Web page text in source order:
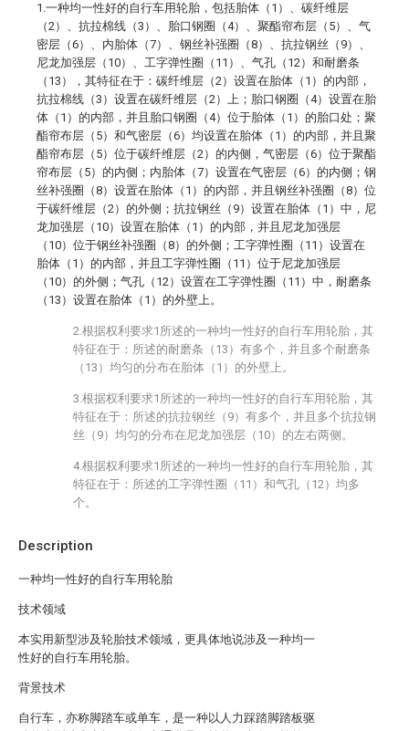
Description
一种均一性好的自行车用轮胎
技术领域
本实用新型涉及轮胎技术领域，更具体地说涉及一种均一
性好的自行车用轮胎。
背景技术
自行车，亦称脚踏车或单车，是一种以人力踩踏脚踏板驱
1.一种均一性好的自行车用轮胎，包括胎体（1）、碳纤维层
（2）、抗拉棉线（3）、胎口钢圈（4）、聚酯帘布层（5）、气
密层（6）、内胎体（7）、钢丝补强圈（8）、抗拉钢丝（9）、
尼龙加强层（10）、工字弹性圈（11）、气孔（12）和耐磨条
（13），其特征在于：碳纤维层（2）设置在胎体（1）的内部，
抗拉棉线（3）设置在碳纤维层（2）上；胎口钢圈（4）设置在胎
体（1）的内部，并且胎口钢圈（4）位于胎体（1）的胎口处；聚
酯帘布层（5）和气密层（6）均设置在胎体（1）的内部，并且聚
酯帘布层（5）位于碳纤维层（2）的内侧，气密层（6）位于聚酯
帘布层（5）的内侧；内胎体（7）设置在气密层（6）的内侧；钢
丝补强圈（8）设置在胎体（1）的内部，并且钢丝补强圈（8）位
于碳纤维层（2）的外侧；抗拉钢丝（9）设置在胎体（1）中，尼
龙加强层（10）设置在胎体（1）的内部，并且尼龙加强层
（10）位于钢丝补强圈（8）的外侧；工字弹性圈（11）设置在
胎体（1）的内部，并且工字弹性圈（11）位于尼龙加强层
（10）的外侧；气孔（12）设置在工字弹性圈（11）中，耐磨条
（13）设置在胎体（1）的外壁上。
2.根据权利要求1所述的一种均一性好的自行车用轮胎，其
特征在于：所述的耐磨条（13）有多个，并且多个耐磨条
（13）均匀的分布在胎体（1）的外壁上。
3.根据权利要求1所述的一种均一性好的自行车用轮胎，其
特征在于：所述的抗拉钢丝（9）有多个，并且多个抗拉钢
丝（9）均匀的分布在尼龙加强层（10）的左右两侧。
4.根据权利要求1所述的一种均一性好的自行车用轮胎，其
特征在于：所述的工字弹性圈（11）和气孔（12）均多
个。